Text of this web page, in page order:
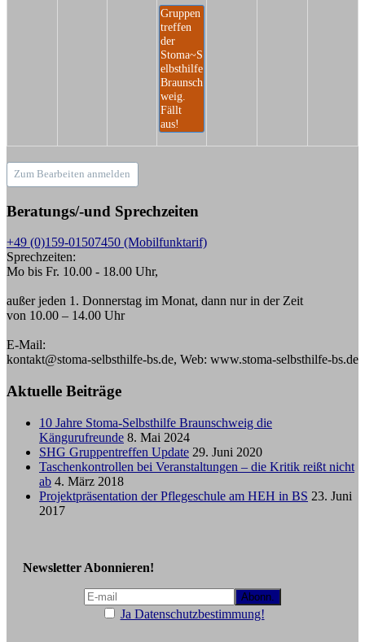
Gruppen
treffen
der
Stoma~S
elbsthilfe
Braunsch
weig.
Fällt
aus!
Zum Bearbeiten anmelden
Beratungs/-und Sprechzeiten
+49 (0)159-01507450 (Mobilfunktarif)
Sprechzeiten:
Mo bis Fr. 10.00 - 18.00 Uhr,
außer jeden 1. Donnerstag im Monat, dann nur in der Zeit
von 10.00 – 14.00 Uhr
E-Mail:
kontakt@stoma-selbsthilfe-bs.de, Web: www.stoma-selbsthilfe-bs.de
Aktuelle Beiträge
10 Jahre Stoma-Selbsthilfe Braunschweig die
Kängurufreunde 8. Mai 2024
SHG Gruppentreffen Update 29. Juni 2020
Taschenkontrollen bei Veranstaltungen – die Kritik reißt nicht
ab 4. März 2018
Projektpräsentation der Pflegeschule am HEH in BS 23. Juni
2017
Newsletter Abonnieren!
Ja Datenschutzbestimmung!